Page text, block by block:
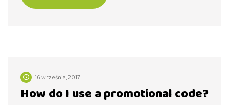
16 września, 2017
How do I use a promotional code?